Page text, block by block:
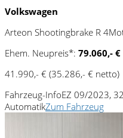
Volkswagen
Arteon Shootingbrake R
Ehem. Neupreis*: 79.060,- €
41.990,- € (35.286,- € netto)
Fahrzeug-InfoEZ 09/2023,
AutomatikZum Fahrzeug